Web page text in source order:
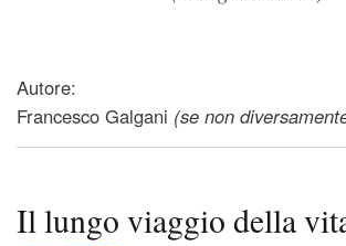
Autore:
Francesco Galgani (se non
Il lungo viaggio della